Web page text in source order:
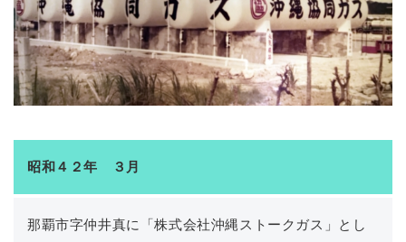
昭和４２年 ３月
那覇市字仲井真に「株式会社沖縄ストークガス」とし